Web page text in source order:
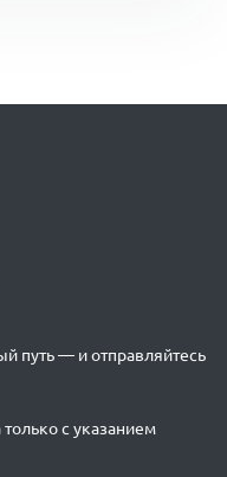
путь — и отправляйтесь
с указанием